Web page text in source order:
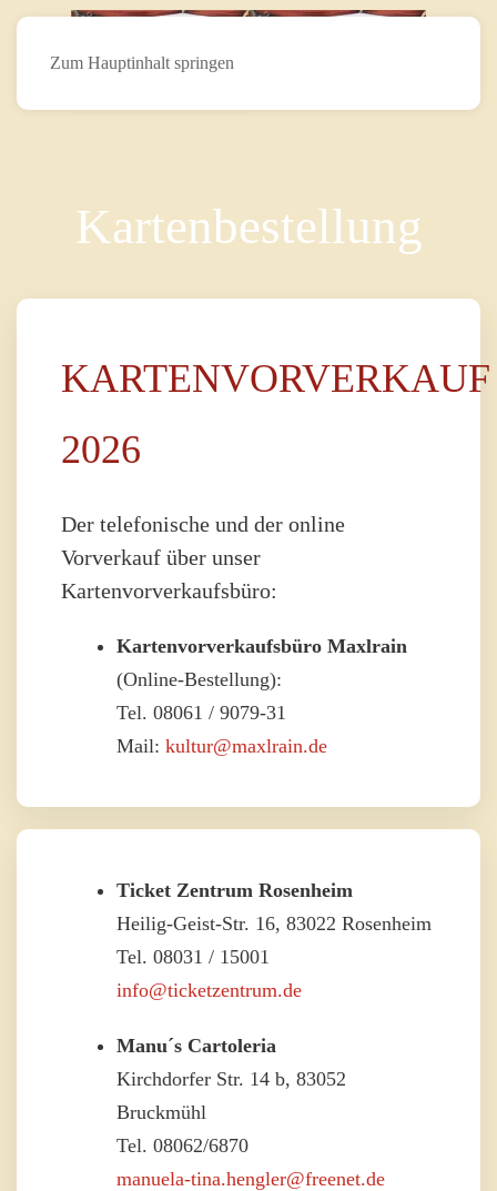
Zum Hauptinhalt springen
Kartenbestellung
KARTENVORVERKAUF
2026
Der telefonische und der online
Vorverkauf über unser
Kartenvorverkaufsbüro:
Kartenvorverkaufsbüro Maxlrain
(Online-Bestellung):
Tel. 08061 / 9079-31
Mail: kultur@maxlrain.de
Ticket Zentrum Rosenheim
Heilig-Geist-Str. 16, 83022 Rosenheim
Tel. 08031 / 15001
info@ticketzentrum.de
Manu´s Cartoleria
Kirchdorfer Str. 14 b, 83052
Bruckmühl
Tel. 08062/6870
manuela-tina.hengler@freenet.de